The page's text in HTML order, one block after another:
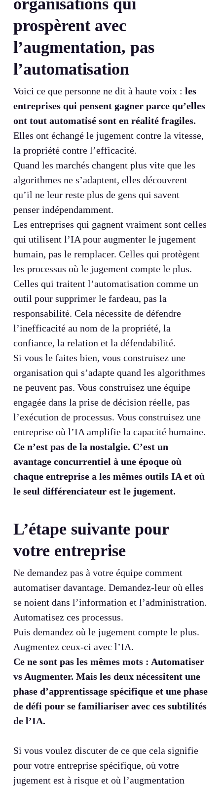
prospèrent avec
l’augmentation, pas
l’automatisation
Voici ce que personne ne dit à haute voix : les
entreprises qui pensent gagner parce qu’elles
ont tout automatisé sont en réalité fragiles.
Elles ont échangé le jugement contre la vitesse,
la propriété contre l’efficacité.
Quand les marchés changent plus vite que les
algorithmes ne s’adaptent, elles découvrent
qu’il ne leur reste plus de gens qui savent
penser indépendamment.
Les entreprises qui gagnent vraiment sont celles
qui utilisent l’IA pour augmenter le jugement
humain, pas le remplacer. Celles qui protègent
les processus où le jugement compte le plus.
Celles qui traitent l’automatisation comme un
outil pour supprimer le fardeau, pas la
responsabilité. Cela nécessite de défendre
l’inefficacité au nom de la propriété, la
confiance, la relation et la défendabilité.
Si vous le faites bien, vous construisez une
organisation qui s’adapte quand les algorithmes
ne peuvent pas. Vous construisez une équipe
engagée dans la prise de décision réelle, pas
l’exécution de processus. Vous construisez une
entreprise où l’IA amplifie la capacité humaine.
Ce n’est pas de la nostalgie. C’est un
avantage concurrentiel à une époque où
chaque entreprise a les mêmes outils IA et où
le seul différenciateur est le jugement.
L’étape suivante pour
votre entreprise
Ne demandez pas à votre équipe comment
automatiser davantage. Demandez-leur où elles
se noient dans l’information et l’administration.
Automatisez ces processus.
Puis demandez où le jugement compte le plus.
Augmentezceux-ci avec l’IA.
Ce ne sont pas les mêmes mots : Automatiser
vs Augmenter. Mais les deux nécessitent une
phase d’apprentissage spécifique et une phase
de défi pour se familiariser avec ces subtilités
de l’IA.
Si vous voulez discuter de ce que cela signifie
pour votre entreprise spécifique, où votre
jugement est à risque et où l’augmentation